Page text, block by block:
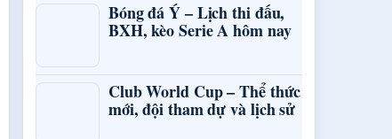
Bóng đá Ý – Lịch thi đấu,
BXH, kèo Serie A hôm nay
Club World Cup – Thể thức
mới, đội tham dự và lịch sử